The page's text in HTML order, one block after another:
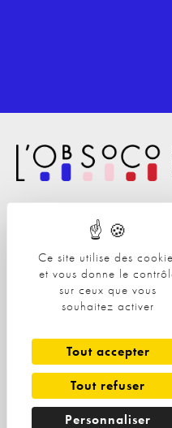
Ce site utilise des
et vous donne le
sur ceux que vous
souhaitez activer
Tout accepter
Tout refuser
Personnaliser
Nos Solutions
A propos
L'équipe
Nos clients
Politique de cookies